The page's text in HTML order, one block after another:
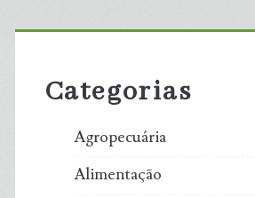
Primary
Sidebar
Categorias
Agropecuária
Alimentação